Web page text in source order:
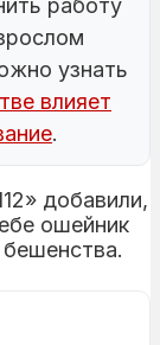
работу
узнать
влияет
.
добавили,
ошейник